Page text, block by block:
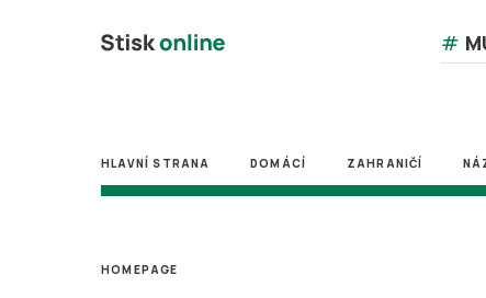
#
HLAVNÍ STRANA DOMÁCÍ ZAHRANIČÍ
HOMEPAGE